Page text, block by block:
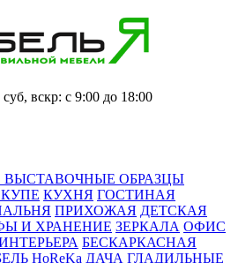
вскр: с 9:00 до 18:00
ВЫСТАВОЧНЫЕ ОБРАЗЦЫ
КУХНЯ ГОСТИНАЯ
ПРИХОЖАЯ ДЕТСКАЯ
И ХРАНЕНИЕ ЗЕРКАЛА ОФИС
БЕСКАРКАСНАЯ
HoReKa ДАЧА ГЛАДИЛЬНЫЕ